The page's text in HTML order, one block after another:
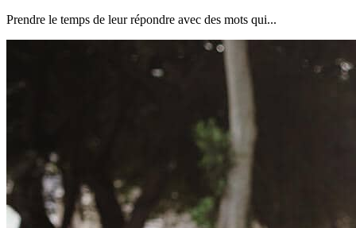
Prendre le temps de leur répondre avec des mots qui...